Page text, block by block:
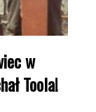
w
Toola!